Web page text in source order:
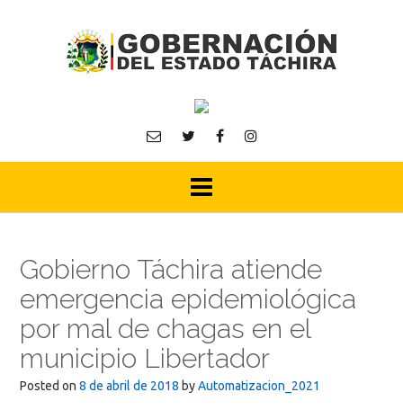
Gobierno Táchira atiende
emergencia epidemiológica
por mal de chagas en el
municipio Libertador
Posted on 8 de abril de 2018 byAutomatizacion_2021